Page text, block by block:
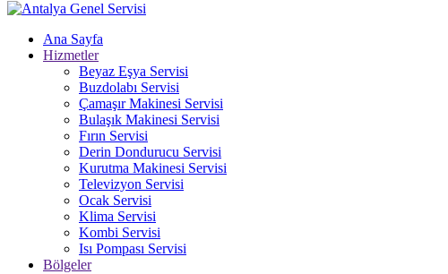
Ana Sayfa
Hizmetler
Beyaz Eşya Servisi
Buzdolabı Servisi
Çamaşır Makinesi Servisi
Bulaşık Makinesi Servisi
Fırın Servisi
Derin Dondurucu Servisi
Kurutma Makinesi Servisi
Televizyon Servisi
Ocak Servisi
Klima Servisi
Kombi Servisi
Isı Pompası Servisi
Bölgeler